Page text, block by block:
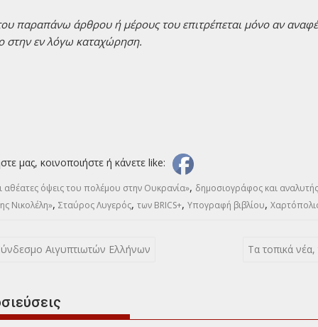
παραπάνω άρθρου ή μέρους του επιτρέπεται μόνο αν
στην εν λόγω καταχώρηση.
μας, κοινοποιήστε ή κάνετε like:
αθέατες όψεις του πολέμου στην Ουκρανία», δημοσιογράφος και αναλυτής
Νικολέλη», Σταύρος Λυγερός, των BRICS+, Υπογραφή βιβλίου,
Αιγυπτιωτών Ελλήνων Τα τοπικά